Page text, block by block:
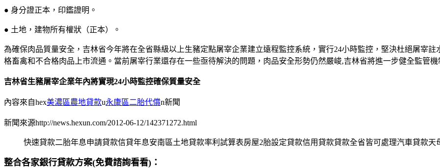
● 身分證正本，印鑑證明。
● 土地，建物所有權狀（正本）。
為確保肉品質量安全，吉林省今年將在全省縣級以上生豬定點屠宰企業建立遠程監控系統，實行24小時監控，堅決杜絕屠宰
格畜禽和不合格肉品上市流通。當前屠宰行業還存在一些亟待解決的問題，肉品安全形勢仍然嚴峻,吉林省將進一步健全監管
吉林省生豬屠宰企業年內將實現24小時監控確保質量安全
內容來自hex美濃區農地貸款u永康區二胎代償n新聞
新聞來源http://news.hexun.com/2012-06-12/142371272.html
快速貸款二胎年息申請貸款信貸年息安南區土地貸款率利試算表房屋2胎設定貸款信用貸款貸款全省皆可處理汽車貸款天
整合各家銀行貸款方案(免費諮詢看看)：